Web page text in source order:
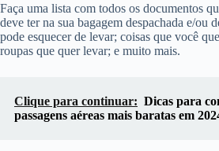
Faça uma lista com todos os documentos
deve ter na sua bagagem despachada e/ou
pode esquecer de levar; coisas que você
roupas que quer levar; e muito mais.
Clique para continuar: Dicas para
passagens aéreas mais baratas em